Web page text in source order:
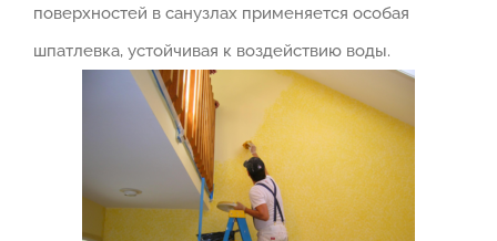
поверхностей в санузлах применяется особая
шпатлевка, устойчивая к воздействию воды.